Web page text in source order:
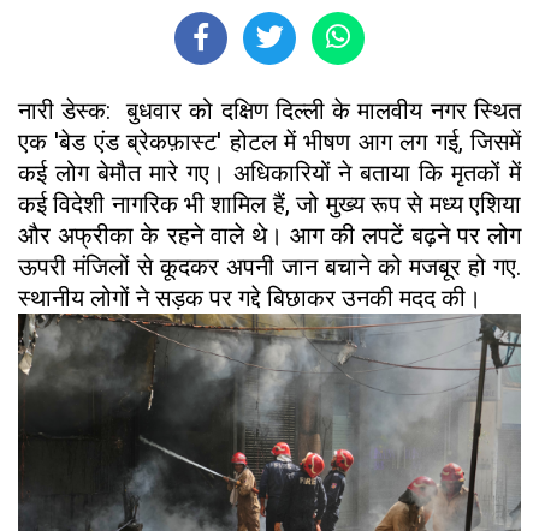
नारी डेस्क: बुधवार को दक्षिण दिल्ली के मालवीय नगर स्थित
एक 'बेड एंड ब्रेकफ़ास्ट' होटल में भीषण आग लग गई, जिसमें
कई लोग बेमौत मारे गए। अधिकारियों ने बताया कि मृतकों में
कई विदेशी नागरिक भी शामिल हैं, जो मुख्य रूप से मध्य एशिया
और अफ्रीका के रहने वाले थे। आग की लपटें बढ़ने पर लोग
ऊपरी मंजिलों से कूदकर अपनी जान बचाने को मजबूर हो गए.
स्थानीय लोगों ने सड़क पर गद्दे बिछाकर उनकी मदद की।